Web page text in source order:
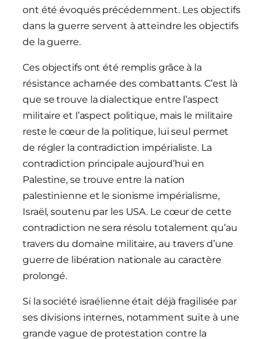
ont été évoqués précédemment. Les objectifs
dans la guerre servent à atteindre les objectifs
de la guerre.
Ces objectifs ont été remplis grâce à la
résistance acharnée des combattants. C’est là
que se trouve la dialectique entre l’aspect
militaire et l’aspect politique, mais le militaire
reste le cœur de la politique, lui seul permet
de régler la contradiction impérialiste. La
contradiction principale aujourd’hui en
Palestine, se trouve entre la nation
palestinienne et le sionisme impérialisme,
Israël, soutenu par les USA. Le cœur de cette
contradiction ne sera résolu totalement qu’au
travers du domaine militaire, au travers d’une
guerre de libération nationale au caractère
prolongé.
Si la société israélienne était déjà fragilisée par
ses divisions internes, notamment suite à une
grande vague de protestation contre la